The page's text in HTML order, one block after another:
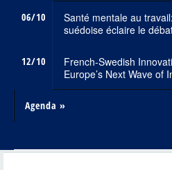
06/10
Santé mentale au
suédoise éclaire le
12/10
French-Swedish
Europe’s Next Wave of
Agenda »